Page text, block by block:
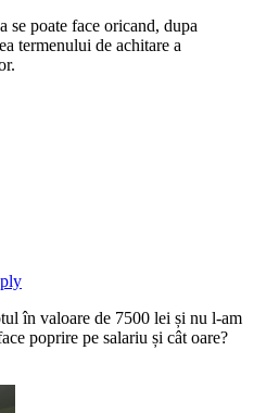
se poate face oricand, dupa
termenului de achitare a
în valoare de 7500 lei și nu l-am
poprire pe salariu și cât oare?